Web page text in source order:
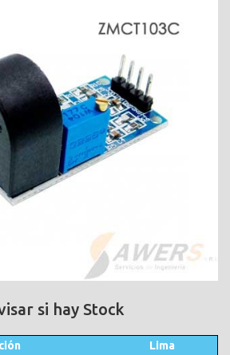
si hay Stock
Lima